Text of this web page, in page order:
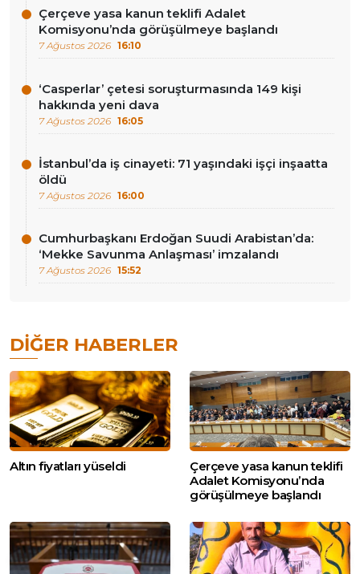
Çerçeve yasa kanun teklifi Adalet
Komisyonu’nda görüşülmeye başlandı
7 Ağustos 2026 16:10
‘Casperlar’ çetesi soruşturmasında 149 kişi
hakkında yeni dava
7 Ağustos 2026 16:05
İstanbul’da iş cinayeti: 71 yaşındaki işçi inşaatta
öldü
7 Ağustos 2026 16:00
Cumhurbaşkanı Erdoğan Suudi Arabistan’da:
‘Mekke Savunma Anlaşması’ imzalandı
7 Ağustos 2026 15:52
DIĞER HABERLER
Altın fiyatları yüseldi
Çerçeve yasa kanun teklifi
Adalet Komisyonu’nda
görüşülmeye başlandı